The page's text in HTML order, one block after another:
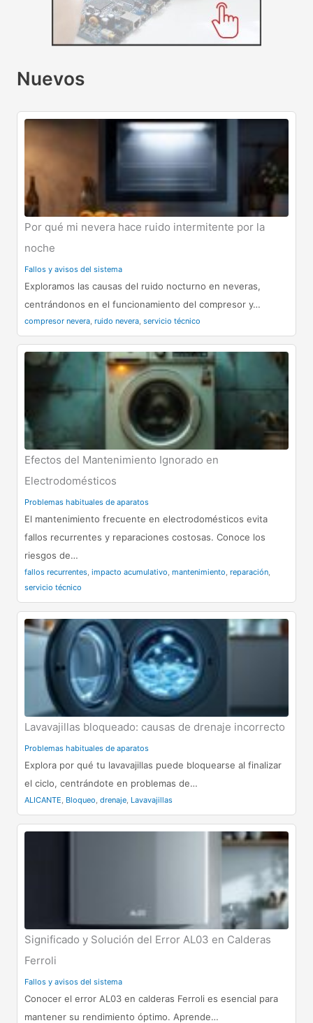
Nuevos
Por qué mi nevera hace ruido intermitente por la
noche
Fallos y avisos del sistema
Exploramos las causas del ruido nocturno en neveras,
centrándonos en el funcionamiento del compresor y…
compresor nevera, ruido nevera, servicio técnico
Efectos del Mantenimiento Ignorado en
Electrodomésticos
Problemas habituales de aparatos
El mantenimiento frecuente en electrodomésticos evita
fallos recurrentes y reparaciones costosas. Conoce los
riesgos de…
fallos recurrentes, impacto acumulativo, mantenimiento, reparación,
servicio técnico
Lavavajillas bloqueado: causas de drenaje incorrecto
Problemas habituales de aparatos
Explora por qué tu lavavajillas puede bloquearse al finalizar
el ciclo, centrándote en problemas de…
ALICANTE, Bloqueo, drenaje, Lavavajillas
Significado y Solución del Error AL03 en Calderas
Ferroli
Fallos y avisos del sistema
Conocer el error AL03 en calderas Ferroli es esencial para
mantener su rendimiento óptimo. Aprende…